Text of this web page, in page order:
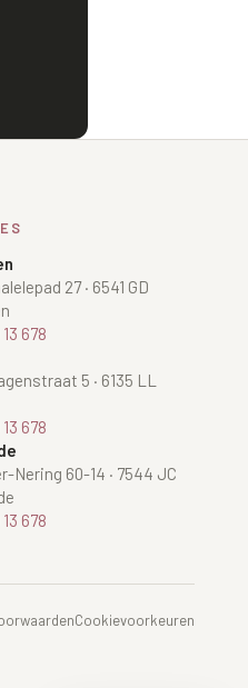
27· 6541 GD
678
5 · 6135 LL
678
Nering 60-14 · 7544 JC
678
Cookievoorkeuren